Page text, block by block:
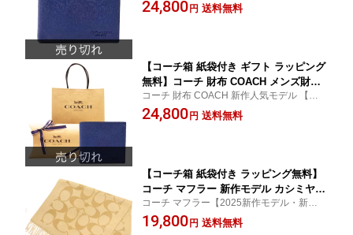
ンケース付き CU-371 DIB ネイビー ブ
24,800 円 送料無料
【コーチ箱 紙袋付き ギフト ラッピング
無料】コーチ 財布 COACH メンズ財布
クロスグレイン レザー 二つ折り財布 コ
インケース付き CU-371 DIB ネイビー
コーチ 財布 COACH 新作人気モデル 【コ
−チ サイフ さいふ】
24,800 円 送料無料
【コーチ箱 紙袋付き ラッピング無料】
コーチ マフラー 新作モデル カシミヤブ
レンド シグネチャー ロゴ マフラー レ
ディース CU-807 CAM ONE キャメル×
コーチ マフラー【2025新作モデル・新品】
【COACH コーチ】
19,800 円 送料無料